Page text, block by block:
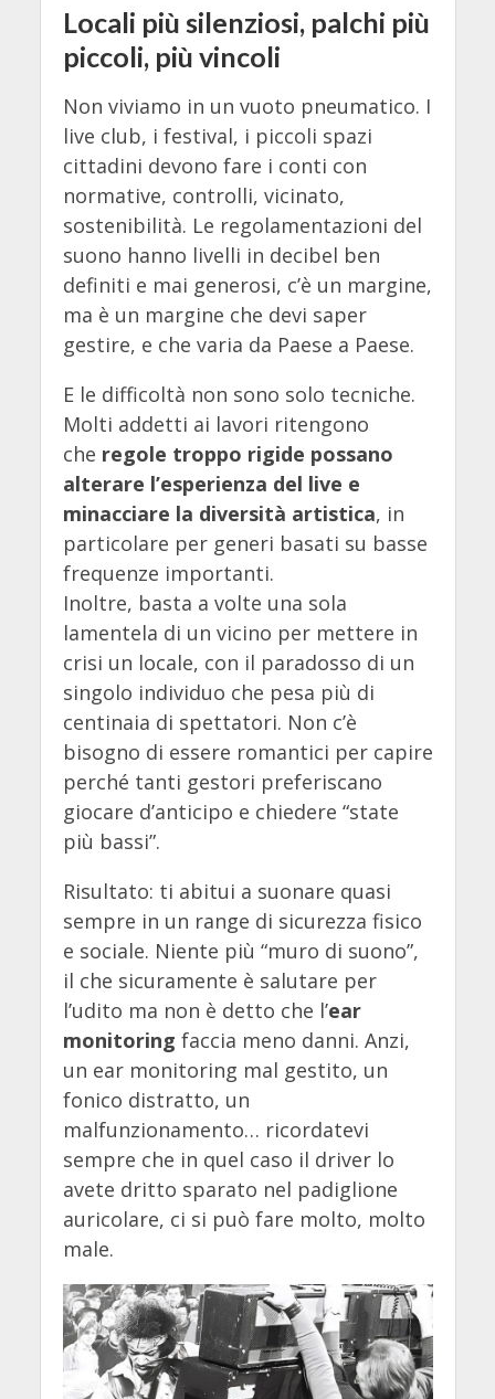
Locali più silenziosi, palchi più
piccoli, più vincoli
Non viviamo in un vuoto pneumatico. I
live club, i festival, i piccoli spazi
cittadini devono fare i conti con
normative, controlli, vicinato,
sostenibilità. Le regolamentazioni del
suono hanno livelli in decibel ben
definiti e mai generosi, c’è un margine,
ma è un margine che devi saper
gestire, e che varia da Paese a Paese.
E le difficoltà non sono solo tecniche.
Molti addetti ai lavori ritengono
che regole troppo rigide possano
alterare l’esperienza del live e
minacciare la diversità artistica, in
particolare per generi basati su basse
frequenze importanti.
Inoltre, basta a volte una sola
lamentela di un vicino per mettere in
crisi un locale, con il paradosso di un
singolo individuo che pesa più di
centinaia di spettatori. Non c’è
bisogno di essere romantici per capire
perché tanti gestori preferiscano
giocare d’anticipo e chiedere “state
più bassi”.
Risultato: ti abitui a suonare quasi
sempre in un range di sicurezza fisico
e sociale. Niente più “muro di suono”,
il che sicuramente è salutare per
l’udito ma non è detto che l’ear
monitoring faccia meno danni. Anzi,
un ear monitoring mal gestito, un
fonico distratto, un
malfunzionamento… ricordatevi
sempre che in quel caso il driver lo
avete dritto sparato nel padiglione
auricolare, ci si può fare molto, molto
male.